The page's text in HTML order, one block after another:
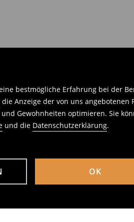
bestmögliche Erfahrung bei der
die Anzeige der von uns
Gewohnheiten optimieren. Sie
und die Datenschutzerklärung.
OK